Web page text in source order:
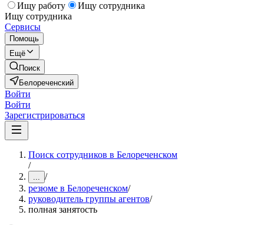
Ищу работу
Ищу сотрудника
Ищу сотрудника
Сервисы
Помощь
Ещё
Поиск
Белореченский
Войти
Войти
Зарегистрироваться
Поиск сотрудников в Белореченском
/
... /
резюме в Белореченском/
руководитель группы агентов/
полная занятость